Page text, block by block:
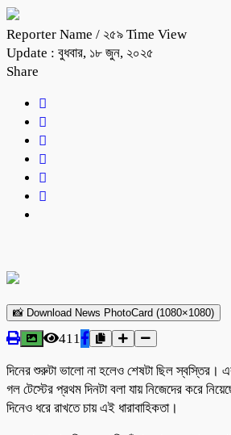
Reporter Name / ২৫৯ Time View
Update : বুধবার, ১৮ জুন, ২০২৫
Share
📸 Download News PhotoCard (1080×1080)
411
দিনের শুরুটা ভালো না হলেও শেষটা ছিল স্বস্তির।
গল টেস্টের প্রথম দিনটা বলা যায় নিজেদের করে
দিনেও ধরে রাখতে চায় এই ধারাবাহিকতা।